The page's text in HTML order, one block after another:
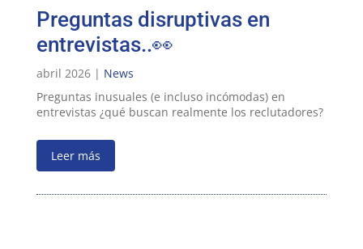
Preguntas disruptivas en
entrevistas..👀
abril 2026 | News
Preguntas inusuales (e incluso incómodas) en
entrevistas ¿qué buscan realmente los reclutadores?
Leer más